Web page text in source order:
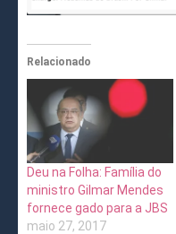
Relacionado
Deu na Folha: Família do
ministro Gilmar Mendes
fornece gado para a JBS
maio 27, 2017